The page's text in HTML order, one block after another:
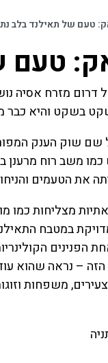
טעם של תאילנד בלב
טעם
דרום מזרח אסיה
בשקט והיא כבר
שוק הענק
כמו משב רוח
את הטעמים
מצליחות כמו
במטבח
הפנינים
– נראה שהוא
משפחות